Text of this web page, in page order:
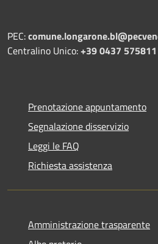
PEC:
Centralino Unico:+39 0437 575811
Prenotazione appuntamento
Segnalazione disservizio
Leggi le FAQ
Richiesta assistenza
Amministrazione trasparente